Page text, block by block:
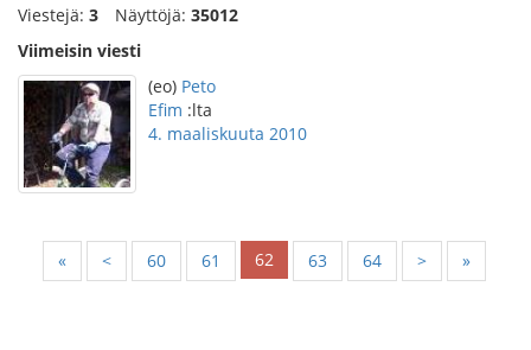
Viestejä: 3 Näyttöjä: 35012
Viimeisin viesti
(eo) Peto
Efim :lta
4. maaliskuuta 2010
« < 60 61 62 63 64 > »